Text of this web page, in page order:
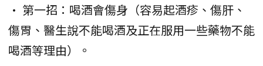
• 第一招：喝酒會傷身（容易起酒疹、傷肝、
傷胃、醫生說不能喝酒及正在服用一些藥物不能
喝酒等理由）。